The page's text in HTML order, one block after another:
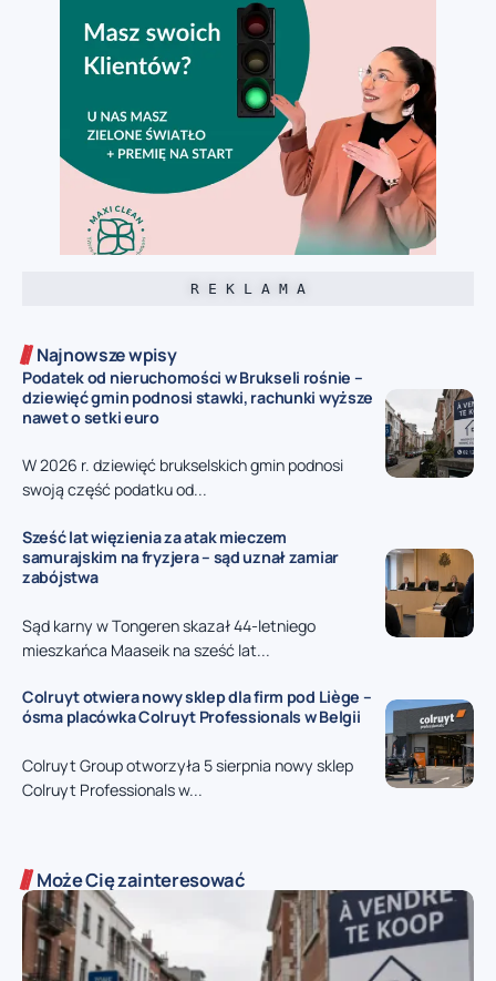
R E K L A M A
Najnowsze wpisy
Podatek od nieruchomości w Brukseli rośnie –
dziewięć gmin podnosi stawki, rachunki wyższe
nawet o setki euro
W 2026 r. dziewięć brukselskich gmin podnosi
swoją część podatku od...
Sześć lat więzienia za atak mieczem
samurajskim na fryzjera – sąd uznał zamiar
zabójstwa
Sąd karny w Tongeren skazał 44-letniego
mieszkańca Maaseik na sześć lat...
Colruyt otwiera nowy sklep dla firm pod Liège –
ósma placówka Colruyt Professionals w Belgii
Colruyt Group otworzyła 5 sierpnia nowy sklep
Colruyt Professionals w...
Może Cię zainteresować